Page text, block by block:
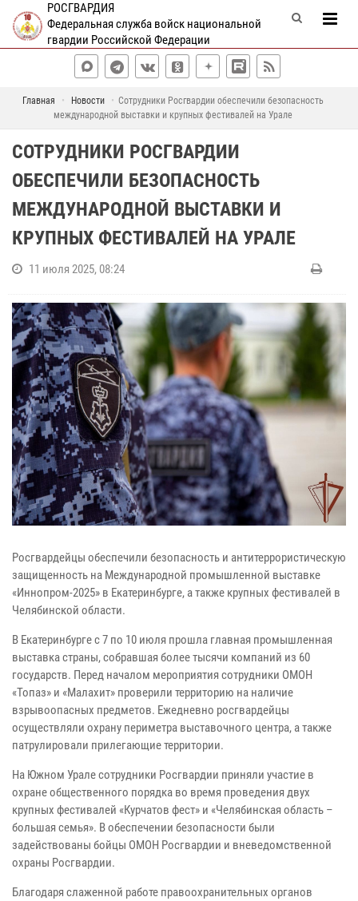
РОСГВАРДИЯ
Федеральная служба войск национальной
гвардии Российской Федерации
Главная Новости
Сотрудники Росгвардии обеспечили безопасность
международной выставки и крупных фестивалей на Урале
СОТРУДНИКИ РОСГВАРДИИ
ОБЕСПЕЧИЛИ БЕЗОПАСНОСТЬ
МЕЖДУНАРОДНОЙ ВЫСТАВКИ И
КРУПНЫХ ФЕСТИВАЛЕЙ НА УРАЛЕ
11 июля 2025, 08:24
Росгвардейцы обеспечили безопасность и антитеррористическую
защищенность на Международной промышленной выставке
«Иннопром-2025» в Екатеринбурге, а также крупных фестивалей в
Челябинской области.
В Екатеринбурге с 7 по 10 июля прошла главная промышленная
выставка страны, собравшая более тысячи компаний из 60
государств. Перед началом мероприятия сотрудники ОМОН
«Топаз» и «Малахит» проверили территорию на наличие
взрывоопасных предметов. Ежедневно росгвардейцы
осуществляли охрану периметра выставочного центра, а также
патрулировали прилегающие территории.
На Южном Урале сотрудники Росгвардии приняли участие в
охране общественного порядка во время проведения двух
крупных фестивалей «Курчатов фест» и «Челябинская область –
большая семья». В обеспечении безопасности были
задействованы бойцы ОМОН Росгвардии и вневедомственной
охраны Росгвардии.
Благодаря слаженной работе правоохранительных органов